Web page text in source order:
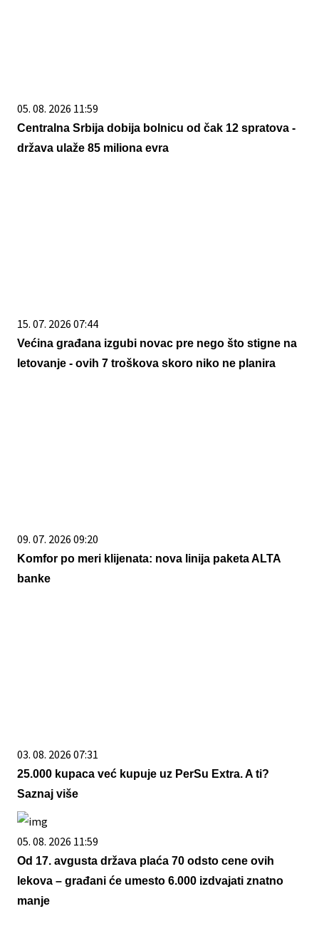
05. 08. 2026 11:59
Centralna Srbija dobija bolnicu od čak 12 spratova -
država ulaže 85 miliona evra
15. 07. 2026 07:44
Većina građana izgubi novac pre nego što stigne na
letovanje - ovih 7 troškova skoro niko ne planira
09. 07. 2026 09:20
Komfor po meri klijenata: nova linija paketa ALTA
banke
03. 08. 2026 07:31
25.000 kupaca već kupuje uz PerSu Extra. A ti?
Saznaj više
05. 08. 2026 11:59
Od 17. avgusta država plaća 70 odsto cene ovih
lekova – građani će umesto 6.000 izdvajati znatno
manje